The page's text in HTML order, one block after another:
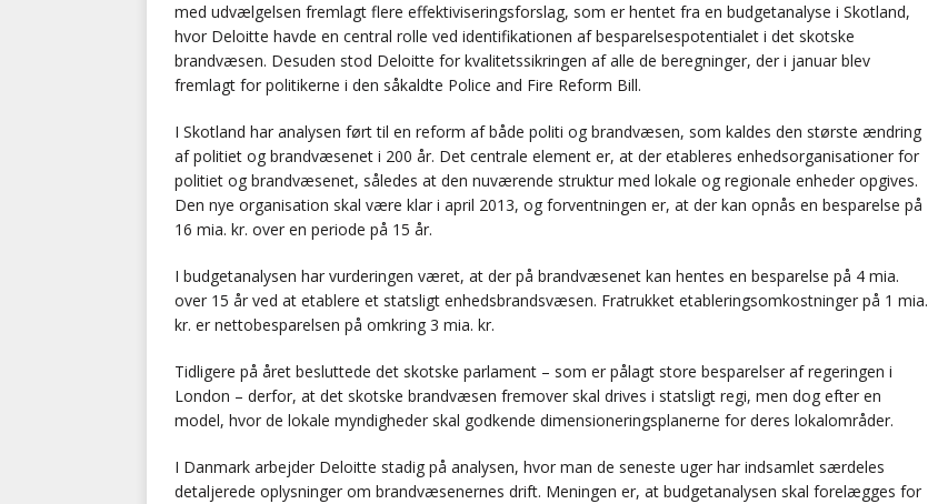
med udvælgelsen fremlagt flere effektiviseringsforslag, som er hentet fra en budgetanalyse i Skotland,
hvor Deloitte havde en central rolle ved identifikationen af besparelsespotentialet i det skotske
brandvæsen. Desuden stod Deloitte for kvalitetssikringen af alle de beregninger, der i januar blev
fremlagt for politikerne i den såkaldte Police and Fire Reform Bill.
I Skotland har analysen ført til en reform af både politi og brandvæsen, som kaldes den største ændring
af politiet og brandvæsenet i 200 år. Det centrale element er, at der etableres enhedsorganisationer for
politiet og brandvæsenet, således at den nuværende struktur med lokale og regionale enheder opgives.
Den nye organisation skal være klar i april 2013, og forventningen er, at der kan opnås en besparelse på
16 mia. kr. over en periode på 15 år.
I budgetanalysen har vurderingen været, at der på brandvæsenet kan hentes en besparelse på 4 mia.
over 15 år ved at etablere et statsligt enhedsbrandsvæsen. Fratrukket etableringsomkostninger på 1 mia.
kr. er nettobesparelsen på omkring 3 mia. kr.
Tidligere på året besluttede det skotske parlament – som er pålagt store besparelser af regeringen i
London – derfor, at det skotske brandvæsen fremover skal drives i statsligt regi, men dog efter en
model, hvor de lokale myndigheder skal godkende dimensioneringsplanerne for deres lokalområder.
I Danmark arbejder Deloitte stadig på analysen, hvor man de seneste uger har indsamlet særdeles
detaljerede oplysninger om brandvæsenernes drift. Meningen er, at budgetanalysen skal forelægges for